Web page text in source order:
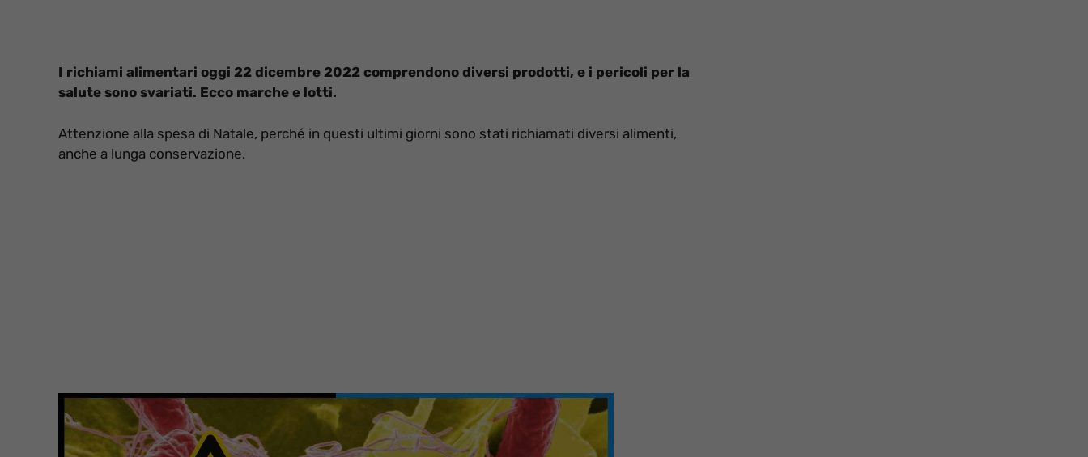
I richiami alimentari oggi 22 dicembre 2022 comprendono diversi prodotti, e i pericoli per la
salute sono svariati. Ecco marche e lotti.
Attenzione alla spesa di Natale, perché in questi ultimi giorni sono stati richiamati diversi alimenti,
anche a lunga conservazione.